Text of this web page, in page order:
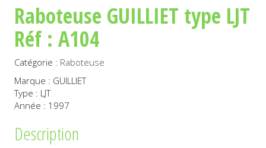
Raboteuse GUILLIET type LJT
Réf : A104
Catégorie : Raboteuse
Marque : GUILLIET
Type : LJT
Année : 1997
Description